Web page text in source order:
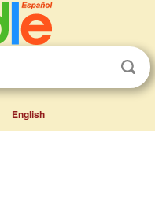
English